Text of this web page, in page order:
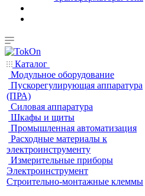
Каталог
Модульное оборудование
Пускорегулирующая аппаратура
(ПРА)
Силовая аппаратура
Шкафы и щиты
Промышленная автоматизация
Расходные материалы к
электроинструменту
Измерительные приборы
Электроинструмент
Строительно-монтажные клеммы